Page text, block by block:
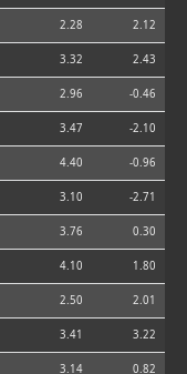
2.28 2.12
3.32 2.43
2.96 -0.46
3.47 -2.10
4.40 -0.96
3.10 -2.71
3.76 0.30
4.10 1.80
2.50 2.01
3.41 3.22
3.14 0.82